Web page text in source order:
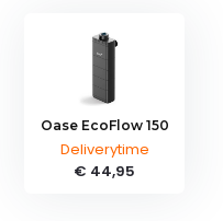
Oase EcoFlow 150
Deliverytime
€ 44,95